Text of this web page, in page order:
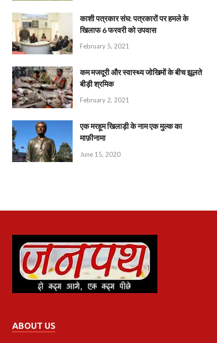
काशी पत्रकार संघ: पत्रकारों पर हमले के
खिलाफ 6 फरवरी को उपवास
February 5, 2021
कम मजदूरी और स्वास्थ्य जोखिमों के बीच झूलते
बीड़ी श्रमिक
February 2, 2021
एक मरहूम खिलाड़ी के नाम एक मुल्क का
माफ़ीनामा
June 15, 2020
ABOUT US